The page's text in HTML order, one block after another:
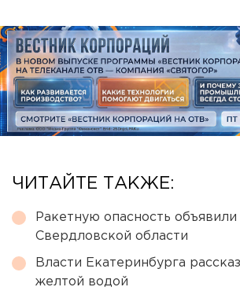
ЧИТАЙТЕ ТАКЖЕ:
Ракетную опасность объявили
Свердловской области
Власти Екатеринбурга
желтой водой